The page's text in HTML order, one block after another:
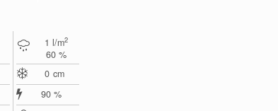
1 l/m2
60 %
0 cm
90 %